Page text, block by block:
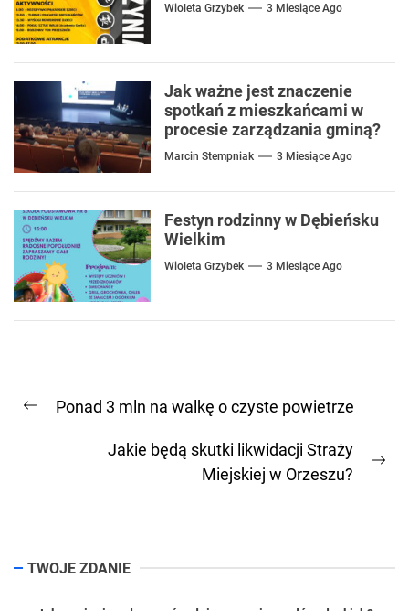
Wioleta Grzybek 3 Miesiące Ago
Jak ważne jest znaczenie
spotkań z mieszkańcami w
procesie zarządzania gminą?
Marcin Stempniak 3 Miesiące Ago
Festyn rodzinny w Dębieńsku
Wielkim
Wioleta Grzybek 3 Miesiące Ago
wpisu
Previous
Ponad 3 mln na walkę o czyste powietrze
Jakie będą skutki likwidacji Straży
Miejskiej w Orzeszu?
TWOJE ZDANIE